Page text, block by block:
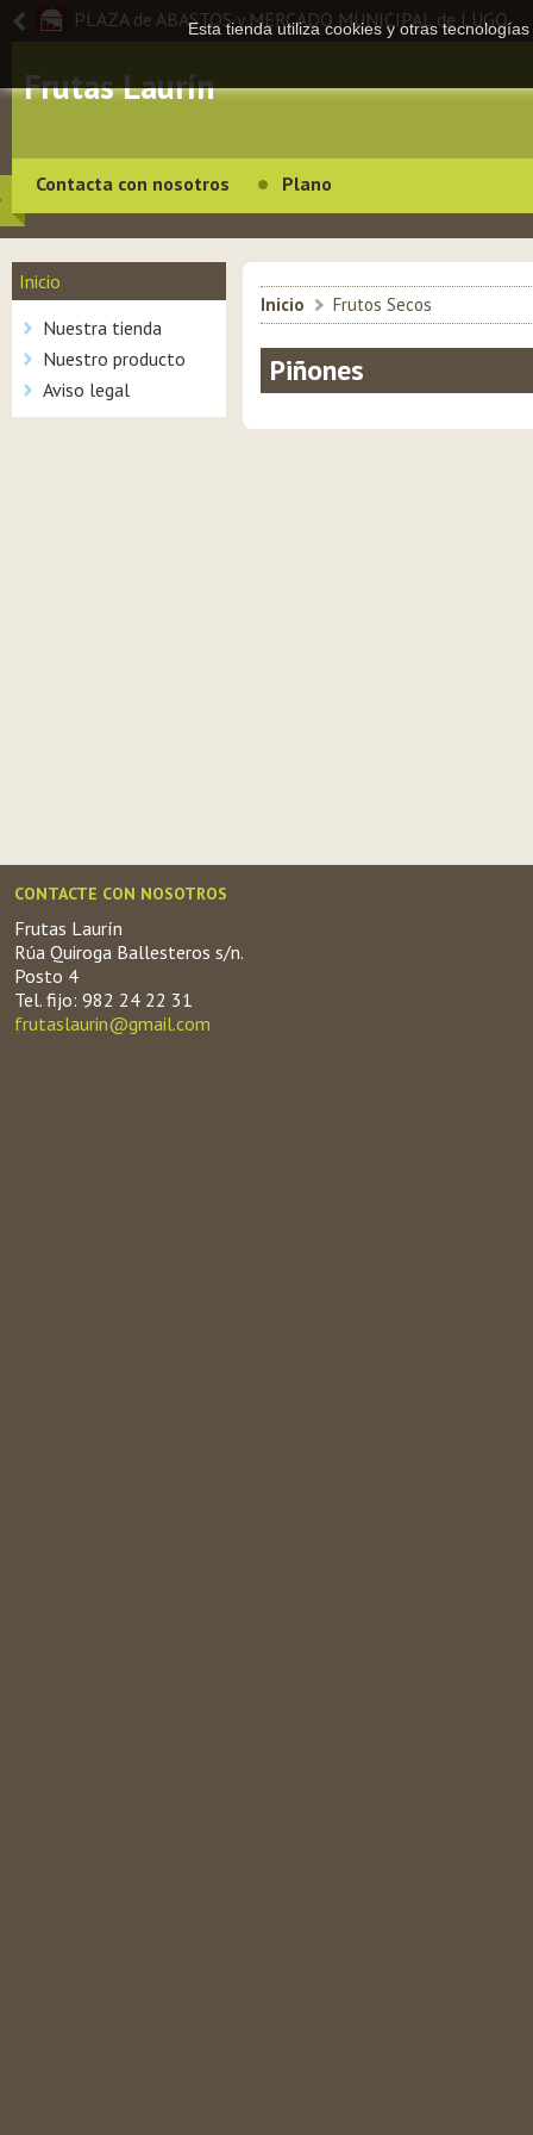
PLAZA de ABASTOS y MERCADO MUNICIPAL de LUGO
Frutas Laurín
Contacta con nosotros Plano
Inicio
Nuestra tienda
Nuestro producto
Aviso legal
Inicio > Frutos Secos
Piñones
CONTACTE CON NOSOTROS
Frutas Laurín
Rúa Quiroga Ballesteros s/n.
Posto 4
Tel. fijo: 982 24 22 31
frutaslaurin@gmail.com
Esta tienda utiliza cookies y otras